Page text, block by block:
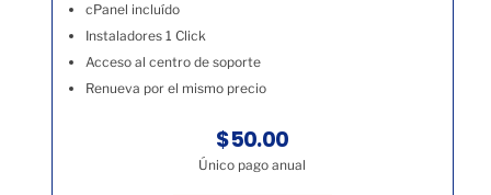
cPanel incluído
Instaladores 1 Click
Acceso al centro de soporte
Renueva por el mismo precio
$50.00
Único pago anual